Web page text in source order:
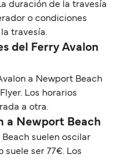
duración de la travesía
o condiciones
travesía.
del Ferry Avalon
a Newport Beach
Los horarios
a otra.
a Newport Beach
suelen oscilar
suele ser 77€. Los